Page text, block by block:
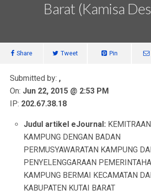
Barat (Kamisa
Share Tweet Pin
Submitted by: ,
On: Jun 22, 2015 @ 2:53 PM
IP: 202.67.38.18
Judul artikel eJournal:
KAMPUNG DENGAN BADAN
PERMUSYAWARATAN KAMPUNG
PENYELENGGARAAN
KAMPUNG BERMAI KECAMATAN
KABUPATEN KUTAI BARAT